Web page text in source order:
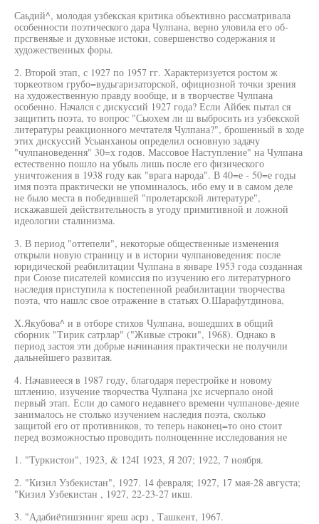
Саьдий^, молодая узбекская критика объективно рассматривала
особенности поэтического дара Чулпана, верно уловила его об-
прсгвеняые и духовные истоки, совершенство содержания и
художественных форы.
2. Второй этап, с 1927 по 1957 гг. Характеризуется ростом ж
торкеотвом грубо=вудьгаризаторской, официозной точки зрения
на художественную правду вообще, и в творчестве Чулпана
особенно. Начался с дискуссий 1927 года? Если Айбек пытал ся
защитить поэта, то вопрос "Сыохем ли ш выбросить из узбекской
литературы реакционного мечтателя Чулпана?", брошенный в ходе
этих дискуссий Усыанханоы определил основную задачу
"чулпановедення" 30=х годов. Массовое Наступление" на Чулпана
естественно пошло на убыль лишь после его физического
уничтожения в 1938 году как "врага народа". В 40=е - 50=е годы
имя поэта практически не упоминалось, ибо ему и в самом деле
не было места в победившей "пролетарской литературе",
искажавшей действительность в угоду примитивной и ложной
идеологии сталинизма.
3. В период "оттепели", некоторые общественные изменения
открыли новую страницу и в истории чулпановедения: после
юридической реабилитации Чулпана в январе 1953 года созданная
при Союзе писателей комиссия по изучению его литературного
наследия приступила к постепенной реабилитации творчества
поэта, что нашлс свое отражение в статьях О.Шарафутдинова,
X.Якубова^ и в отборе стихов Чулпана, вошедших в общий
сборник "Тирик сатрлар" ("Живые строки", 1968). Однако в
период застоя эти добрые начинания практически не получили
дальнейшего развитая.
4. Начавиееся в 1987 году, благодаря перестройке и новому
штлению, изучение творчества Чулпана jxe исчерпало оной
первый этап. Если до самого недавнего времени чулпанове-деяие
занималось не столько изучением наследия поэта, сколько
защитой его от противников, то теперь наконец=то оно стоит
перед возможностью проводить полноценнне исследования не
1. "Туркистон", 1923, & 124I 1923, Я 207; 1922, 7 ноября.
2. "Кизил Узбекистан", 1927. 14 февраля; 1927, 17 мая-28 августа;
"Кизил Узбекистан , 1927, 22-23-27 икш.
3. "Адабиётишзнинг яреш асрз , Ташкент, 1967.